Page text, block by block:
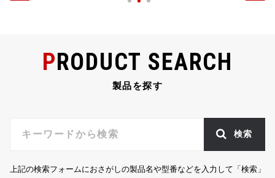
PRODUCT SEARCH
製品を探す
検索
上記の検索フォームにおさがしの製品名や型番などを入力して「検索」